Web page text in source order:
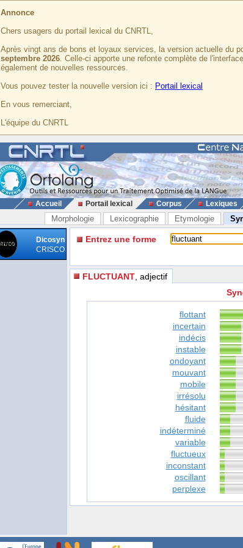
Annonce
Chers usagers du portail lexical du CNRTL,
Après vingt ans de bons et loyaux services, la version actuelle du
septembre 2026. Celle-ci apporte une refonte complète de
également de nouvelles ressources.
Vous pouvez tester la nouvelle version ici : Portail lexical
En vous remerciant,
L'équipe du CNRTL
Accueil Portail lexical Corpus Lexiques
Morphologie Lexicographie Etymologie
Dicosyn
CRISCO
Entrez une forme
FLUCTUANT , adjectif
flottant
incertain
indécis
instable
ondoyant
mouvant
mobile
irrésolu
hésitant
fluide
indéterminé
variable
fluctueux
inconstant
oscillant
perplexe